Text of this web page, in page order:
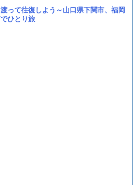
って往復しよう～山口県下関市、福岡
ひとり旅